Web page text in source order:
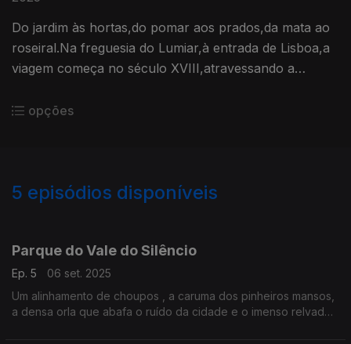
Do jardim às hortas,do pomar aos prados,da mata ao
roseiral.Na freguesia do Lumiar,à entrada de Lisboa,a
viagem começa no século XVIII,atravessando a
típicamente portuguesa.
opções
5 episódios disponíveis
Parque do Vale do Silêncio
Ep. 5
06 set. 2025
Um alinhamento de choupos , a caruma dos pinheiros mansos,
a densa orla que abafa o ruído da cidade e o imenso relvado